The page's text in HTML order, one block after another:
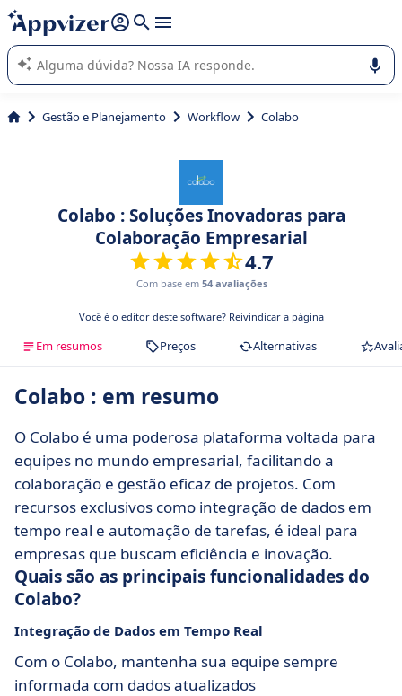
de nossa IA (várias linhas com
A IA do Appvizer o orienta no uso ou na seleção de software
SaaS para sua empresa.
Gestão e Planejamento Workflow Colabo
Colabo : Soluções Inovadoras para
Colaboração Empresarial
4.7
Com base em 54 avaliações
Você é o editor deste software? Reivindicar a página
Em resumos Preços Alternativas
Colabo : em resumo
O Colabo é uma poderosa plataforma voltada para
equipes no mundo empresarial, facilitando a
colaboração e gestão eficaz de projetos. Com
recursos exclusivos como integração de dados em
tempo real e automação de tarefas, é ideal para
empresas que buscam eficiência e inovação.
Quais são as principais funcionalidades do
Colabo?
Integração de Dados em Tempo Real
Com o Colabo, mantenha sua equipe sempre
informada com dados atualizados